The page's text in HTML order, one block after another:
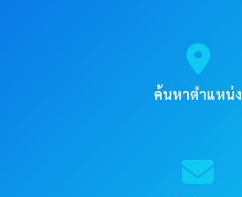
ค้นหาตำแหน่ง